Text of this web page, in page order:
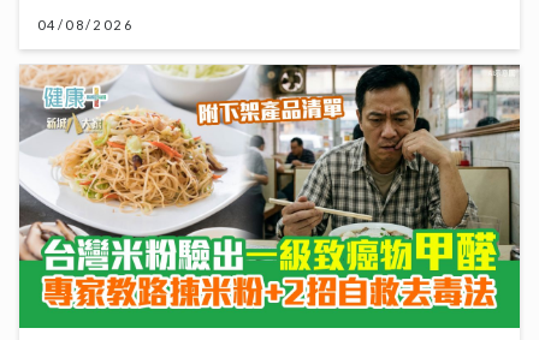
04/08/2026